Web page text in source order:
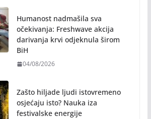
darivanja krvi odjeknula širom
BiH
04/08/2026
festivalske energije
04/08/2026